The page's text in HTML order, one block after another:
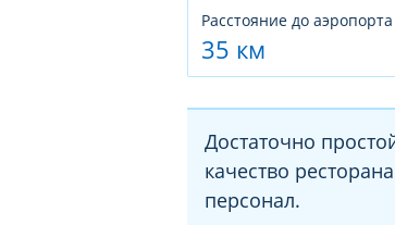
Расстояние до аэропорта
35 км
Достаточно
качество
персонал.